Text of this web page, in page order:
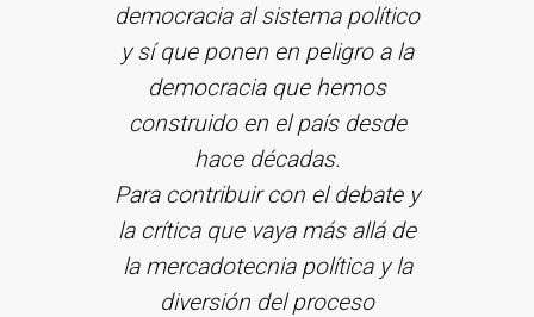
democracia al sistema político
y sí que ponen en peligro a la
democracia que hemos
construido en el país desde
hace décadas.
Para contribuir con el debate y
la crítica que vaya más allá de
la mercadotecnia política y la
diversión del proceso